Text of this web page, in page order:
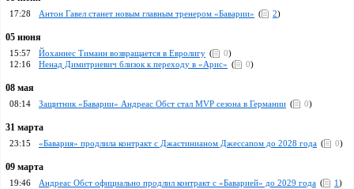
17:28 Антон Гавел станет новым главным тренером «Баварии» ( 2)
05 июня
15:57 Йоханнес Тиманн возвращается в Евролигу ( 0)
12:16
Ненад Димитриевич близок к переходу в «Арис» ( 0)
08 мая
08:14 Защитник «Баварии» Андреас Обст стал MVP сезона в Германии ( 0)
31 марта
23:15 «Бавария» продлила контракт с Джастинианом Джессапом до 2028 года ( 0)
09 марта
19:46 Андреас Обст официально продлил контракт с «Баварией» до 2029 года ( 1)